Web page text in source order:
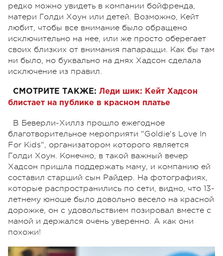
редко можно увидеть в компании бойфренда,
матери Голди Хоун или детей. Возможно, Кейт
любит, чтобы все внимание было обращено
исключительно на нее, или же просто оберегает
своих близких от внимания папарацци. Как бы там
ни было, но буквально на днях Хадсон сделала
исключение из правил.
СМОТРИТЕ ТАКЖЕ: Леди шик: Кейт Хадсон
блистает на публике в красном платье
В Беверли-Хиллз прошло ежегодное
благотворительное мероприяти "Goldie's Love In
For Kids", организатором которого является
Голди Хоун. Конечно, в такой важный вечер
Хадсон пришла поддержать маму, и компанию ей
составил старший сын Райдер. На фотографиях,
которые распространились по сети, видно, что 13-
летнему юноше было довольно весело на красной
дорожке, он с удовольствием позировал вместе с
мамой и держался очень уверенно. А как они
похожи!